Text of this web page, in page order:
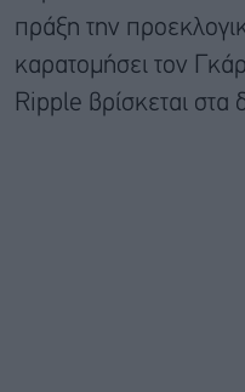
πράξη την
καρατομήσει τον
Ripple βρίσκεται στα